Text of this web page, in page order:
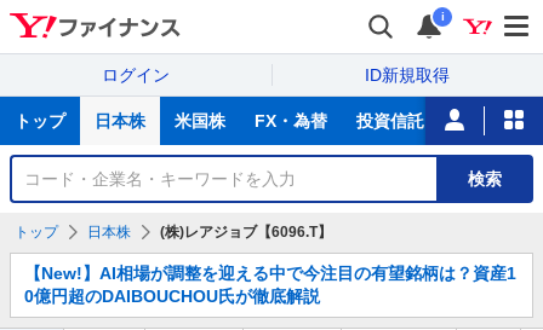
i
ログイン ID新規取得
サ
トップ 日本株 米国株 FX・為替 投資信託 ニュース
銘
検
検索
トップ 日本株 (株)レアジョブ【6096.T】
知
ら
【New!】AI相場が調整を迎える中で今注目の有望銘柄は？資産1
0億円超のDAIBOUCHOU氏が徹底解説